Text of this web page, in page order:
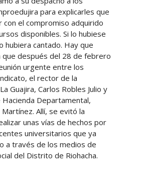
para explicarles que
con el compromiso adquirido
disponibles. Si lo hubiese
hubiera cantado. Hay que
que después del 28 de febrero
urgente entre los
el rector de la
Guajira, Carlos Robles Julio y
Departamental,
Allí, se evitó la
unas vías de hechos por
universitarios que ya
a través de los medios de
del Distrito de Riohacha.